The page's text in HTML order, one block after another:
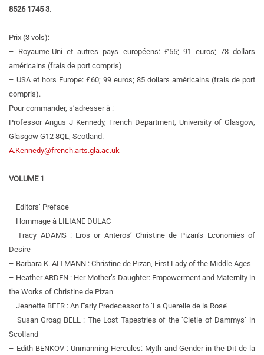
8526 1745 3.
Prix (3 vols):
– Royaume-Uni et autres pays européens: £55; 91 euros; 78 dollars
américains (frais de port compris)
– USA et hors Europe: £60; 99 euros; 85 dollars américains (frais de port
compris).
Pour commander, s’adresser à :
Professor Angus J Kennedy, French Department, University of Glasgow,
Glasgow G12 8QL, Scotland.
A.Kennedy@french.arts.gla.ac.uk
VOLUME 1
– Editors’ Preface
– Hommage à LILIANE DULAC
– Tracy ADAMS : Eros or Anteros’ Christine de Pizan’s Economies of
Desire
– Barbara K. ALTMANN : Christine de Pizan, First Lady of the Middle Ages
– Heather ARDEN : Her Mother’s Daughter: Empowerment and Maternity in
the Works of Christine de Pizan
– Jeanette BEER : An Early Predecessor to ‘La Querelle de la Rose’
– Susan Groag BELL : The Lost Tapestries of the ‘Cietie of Dammys’ in
Scotland
– Edith BENKOV : Unmanning Hercules: Myth and Gender in the Dit de la